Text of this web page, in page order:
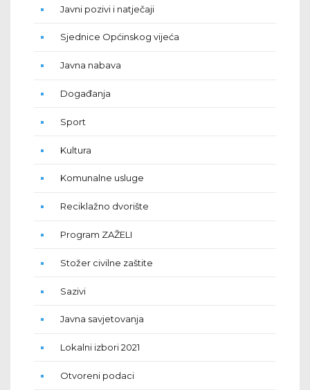
Javni pozivi i natječaji
Sjednice Općinskog vijeća
Javna nabava
Događanja
Sport
Kultura
Komunalne usluge
Reciklažno dvorište
Program ZAŽELI
Stožer civilne zaštite
Sazivi
Javna savjetovanja
Lokalni izbori 2021
Otvoreni podaci